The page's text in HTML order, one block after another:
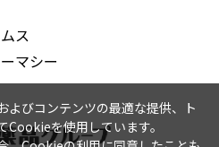
ス
マシー
よびコンテンツの最適な提供、ト
を使用しています。